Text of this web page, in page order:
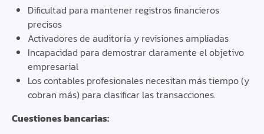
Dificultad para mantener registros financieros
precisos
Activadores de auditoría y revisiones ampliadas
Incapacidad para demostrar claramente el objetivo
empresarial
Los contables profesionales necesitan más tiempo (y
cobran más) para clasificar las transacciones.
Cuestiones bancarias: